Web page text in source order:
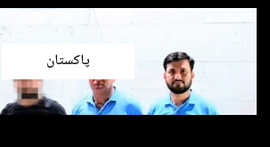
پاکستان